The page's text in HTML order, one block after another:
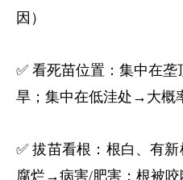
因）
✅ 看死苗位置：集中在垄
旱；集中在低洼处→大概
✅ 拔苗看根：根白、有
腐烂→病害/肥害；根被